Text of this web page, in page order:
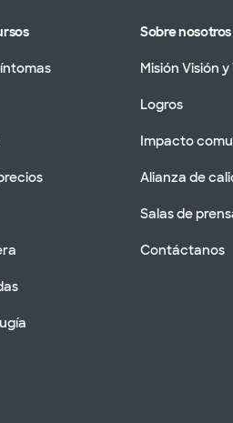
Sobre nosotros
Misión Visión
Logros
Impacto
Alianza de
Salas de
Contáctanos